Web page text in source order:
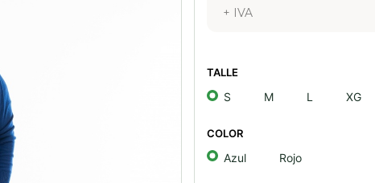
+ IVA
TALLE
S M L XG
COLOR
Azul Rojo